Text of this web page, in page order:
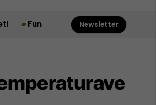
Fun Newsletter